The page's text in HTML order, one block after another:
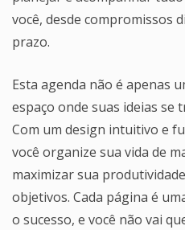
você, desde compromissos
prazo.
Esta agenda não é apenas
espaço onde suas ideias se
Com um design intuitivo e
você organize sua vida de
maximizar sua
objetivos. Cada página é
o sucesso, e você não vai